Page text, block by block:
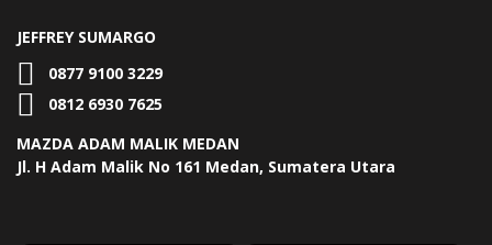
JEFFREY SUMARGO
0877 9100 3229
0812 6930 7625
MAZDA ADAM MALIK MEDAN
Jl. H Adam Malik No 161 Medan, Sumatera Utara